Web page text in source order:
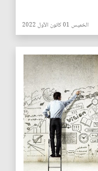
الخميس 01 كانون الأول 2022